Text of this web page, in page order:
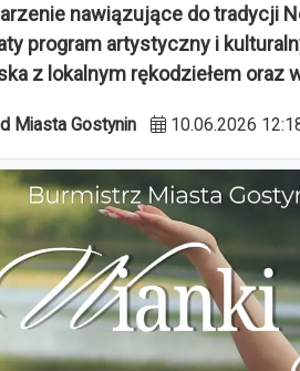
nawiązujące do tradycji
program artystyczny i
z lokalnym rękodziełem oraz
Miasta Gostynin 10.06.2026